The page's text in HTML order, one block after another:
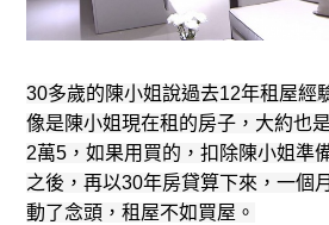
30多歲的陳小姐說過去12年租屋經
像是陳小姐現在租的房子，大約也
2萬5，如果用買的，扣除陳小姐準
之後，再以30年房貸算下來，一個
動了念頭，租屋不如買屋。